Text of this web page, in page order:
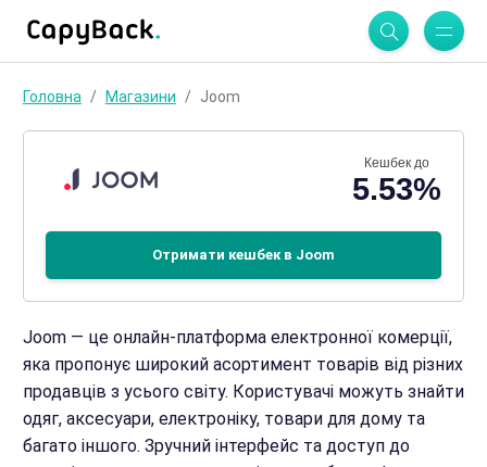
Головна Магазини Joom
Кешбек до
5.53%
Отримати кешбек в Joom
Joom — це онлайн-платформа електронної комерції,
яка пропонує широкий асортимент товарів від різних
продавців з усього світу. Користувачі можуть знайти
одяг, аксесуари, електроніку, товари для дому та
багато іншого. Зручний інтерфейс та доступ до